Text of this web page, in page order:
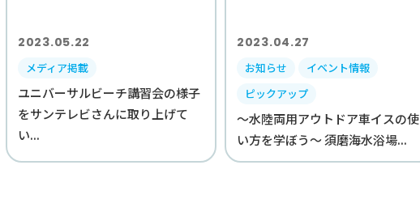
2023.05.22
メディア掲載
ユニバーサルビーチ講習会の様子
をサンテレビさんに取り上げて
い...
2023.04.27
お知らせ
イベント情報
ピックアップ
～水陸両用アウトドア車イスの使
い方を学ぼう～ 須磨海水浴場...